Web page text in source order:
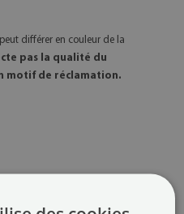
différer en couleur de la
pas la qualité du
motif de réclamation.